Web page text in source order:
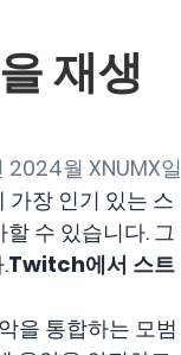
재생
2024월 XNUMX일
장 인기 있는 스
수 있습니다. 그
Twitch에서 스트
을 통합하는 모범